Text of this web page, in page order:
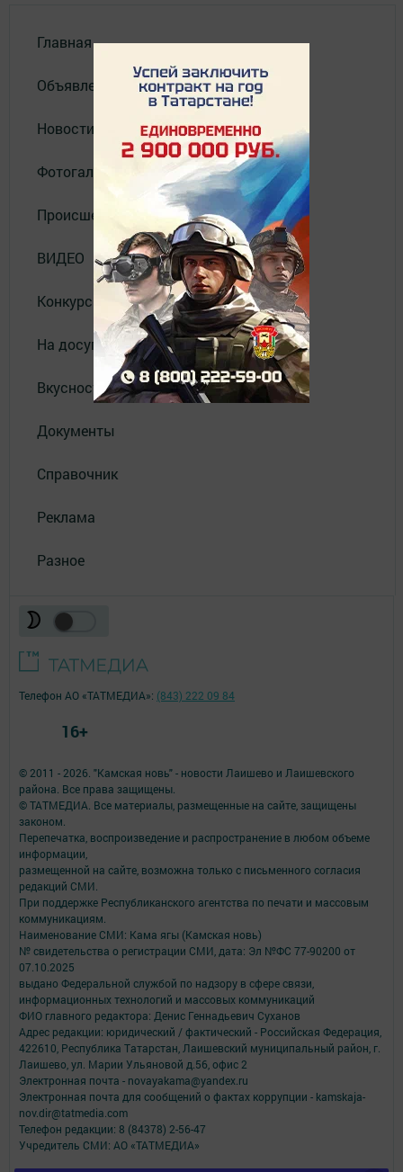
Главная
Объявления
Новости
Фотогалерея
Происшествия
ВИДЕО
Конкурсы
На досуге
Вкусности
Документы
Справочник
Реклама
Разное
© 2011 - 2026. "Камская новь" - новости Лаишево и Лаишевского
района. Все права защищены.
© ТАТМЕДИА. Все материалы, размещенные на сайте, защищены
законом.
Перепечатка, воспроизведение и распространение в любом объеме
информации,
размещенной на сайте, возможна только с письменного согласия
редакций СМИ.
При поддержке Республиканского агентства по печати и массовым
коммуникациям.
Наименование СМИ: Кама ягы (Камская новь)
№ свидетельства о регистрации СМИ, дата: Эл №ФC 77-90200 от
07.10.2025
выдано Федеральной службой по надзору в сфере связи,
информационных технологий и массовых коммуникаций
ФИО главного редактора: Денис Геннадьевич Суханов
Адрес редакции: юридический / фактический - Российская Федерация,
422610, Республика Татарстан, Лаишевский муниципальный район, г.
Лаишево, ул. Марии Ульяновой д.56, офис 2
Электронная почта - novayakama@yandex.ru
Электронная почта для сообщений о фактах коррупции - kamskaja-
nov.dir@tatmedia.com
Телефон редакции: 8 (84378) 2-56-47
Учредитель СМИ: АО «ТАТМЕДИА»
Телефон АО «ТАТМЕДИА»: (843) 222 09 84
16+